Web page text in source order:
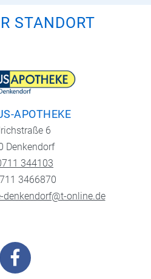
STANDORT
APOTHEKE
6
Denkendorf
344103
3466870
online.de